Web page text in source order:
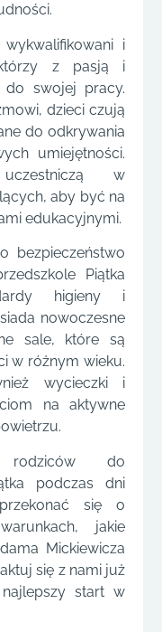
i
którzy z pasją i
do swojej pracy.
dzieci czują
do odkrywania
umiejętności.
w
aby być na
edukacyjnymi.
bezpieczeństwo
Piątka
higieny i
nowoczesne
sale, które są
w różnym wieku.
wycieczki i
na aktywne
rodziców do
podczas dni
się o
jakie
Mickiewicza
się z nami już
start w